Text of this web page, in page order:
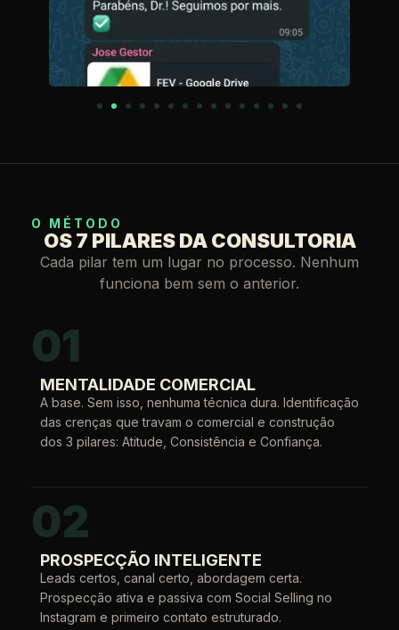
O MÉTODO
OS 7 PILARES DA CONSULTORIA
Cada pilar tem um lugar no processo. Nenhum
funciona bem sem o anterior.
01
MENTALIDADE COMERCIAL
A base. Sem isso, nenhuma técnica dura. Identificação
das crenças que travam o comercial e construção
dos 3 pilares: Atitude, Consistência e Confiança.
02
PROSPECÇÃO INTELIGENTE
Leads certos, canal certo, abordagem certa.
Prospecção ativa e passiva com Social Selling no
Instagram e primeiro contato estruturado.